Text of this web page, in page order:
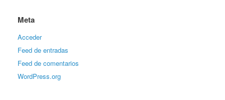
Meta
Acceder
Feed de entradas
Feed de comentarios
WordPress.org